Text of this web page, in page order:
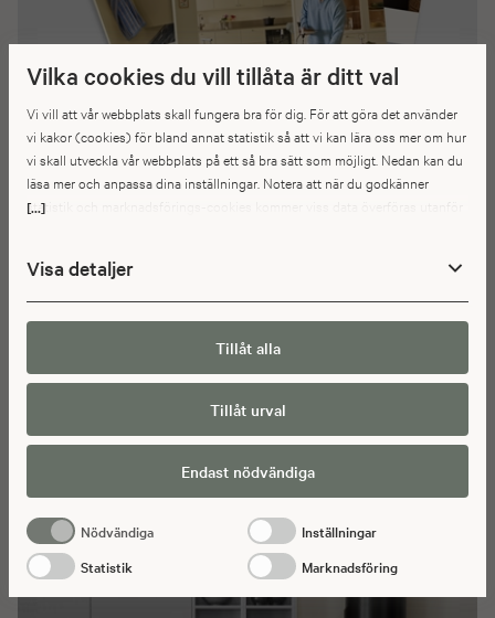
Vilka cookies du vill tillåta är ditt val
[...]
Vi vill att vår webbplats skall fungera bra för dig. För att göra det använder
vi kakor (cookies) för bland annat statistik så att vi kan lära oss mer om hur
vi skall utveckla vår webbplats på ett så bra sätt som möjligt. Nedan kan du
läsa mer och anpassa dina inställningar. Notera att när du godkänner
statistik och marknadsförings-cookies kommer viss data överföras utanför
personuppgifter som ställs inom EU, vilket kan innebära vissa risker för
dina personuppgifter. De berörda bolagen måste lämna över uppgifter till
brottsbekämpande myndigheter i USA om de får en sådan begäran. Det kan
dock vara svårt eller omöjligt för dig att hävda dina rättigheter, t.ex. rätten
till radering, gällande eventuella personuppgifter som de
brottsbekämpande myndigheterna har fått tillgång till. Genom att godkänna
statistik och marknadsförings-cookies nedan bekräftar du att du samtycker
till att data överförs till tredje land.
Visa detaljer
Tillåt alla
Tillåt urval
Endast nödvändiga
Nödvändiga
Inställningar
Statistik
Marknadsföring
Inspireras av vår inredning för hela hemmet!
Här kan du beställa, ladda ner eller bläddra digitalt i våra kataloger.
Kataloger fulla med inspiration.